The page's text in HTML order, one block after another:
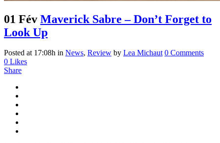
01 Fév Maverick Sabre – Don’t Forget to
Look Up
Posted at 17:08h in News, Review by Lea Michaut 0 Comments
0 Likes
Share